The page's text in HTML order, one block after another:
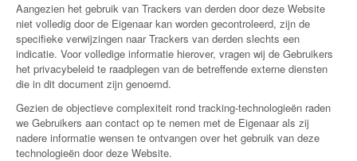
Aangezien het gebruik van Trackers van derden door deze Website
niet volledig door de Eigenaar kan worden gecontroleerd, zijn de
specifieke verwijzingen naar Trackers van derden slechts een
indicatie. Voor volledige informatie hierover, vragen wij de Gebruikers
het privacybeleid te raadplegen van de betreffende externe diensten
die in dit document zijn genoemd.
Gezien de objectieve complexiteit rond tracking-technologieën raden
we Gebruikers aan contact op te nemen met de Eigenaar als zij
nadere informatie wensen te ontvangen over het gebruik van deze
technologieën door deze Website.